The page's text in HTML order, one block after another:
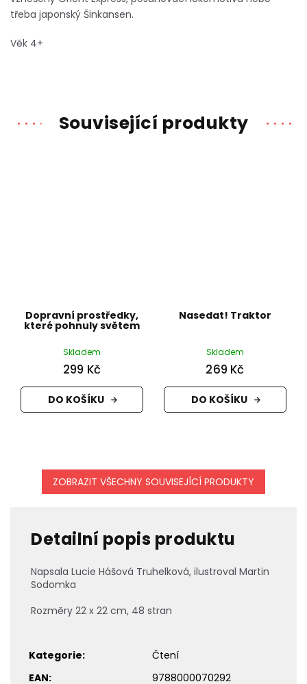
třeba japonský Šinkansen.
Věk 4+
Související produkty
Dopravní prostředky,
které pohnuly světem
Skladem
299 Kč
DO KOŠÍKU
Nasedat! Traktor
Skladem
269 Kč
DO KOŠÍKU
ZOBRAZIT VŠECHNY SOUVISEJÍCÍ PRODUKTY
Detailní popis produktu
Napsala Lucie Hášová Truhelková, ilustroval Martin
Sodomka
Rozměry 22 x 22 cm, 48 stran
Kategorie:
Čtení
EAN: 9788000070292